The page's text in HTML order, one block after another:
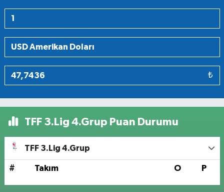
₺
TFF 3.Lig 4.Grup Puan Durumu
TFF 3.Lig 4.Grup
# Takım O P